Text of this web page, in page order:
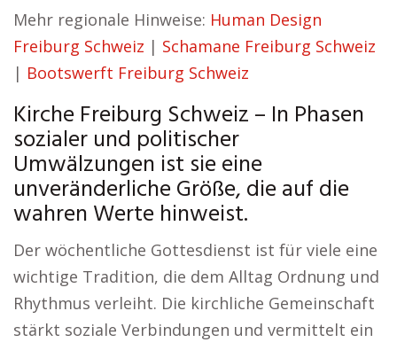
Mehr regionale Hinweise: Human Design
Freiburg Schweiz | Schamane Freiburg Schweiz
| Bootswerft Freiburg Schweiz
Kirche Freiburg Schweiz – In Phasen
sozialer und politischer
Umwälzungen ist sie eine
unveränderliche Größe, die auf die
wahren Werte hinweist.
Der wöchentliche Gottesdienst ist für viele eine
wichtige Tradition, die dem Alltag Ordnung und
Rhythmus verleiht. Die kirchliche Gemeinschaft
stärkt soziale Verbindungen und vermittelt ein